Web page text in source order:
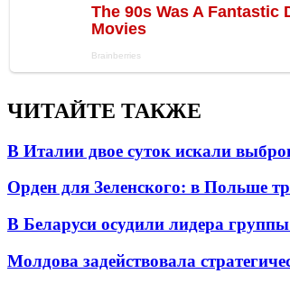
ЧИТАЙТЕ ТАКЖЕ
В Италии двое суток искали
Орден для Зеленского: в Польше
В Беларуси осудили лидера
Молдова задействовала